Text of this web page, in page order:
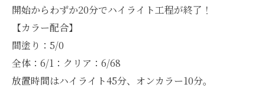
開始からわずか20分でハイライト工程が終了！
【カラー配合】
間塗り：5/0
全体：6/1：クリア：6/68
放置時間はハイライト45分、オンカラー10分。